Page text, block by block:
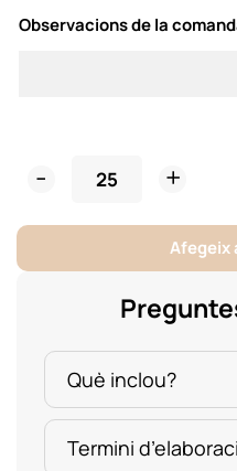
Observacions de la
Fusta
Afegeix
Què inclou?
Termini